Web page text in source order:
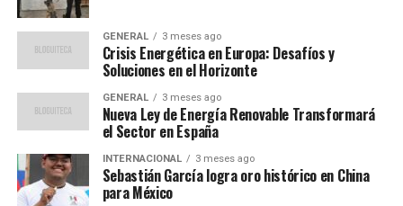
Implicaciones financieras
Conforme a lo resuelto en la sesión del miércoles, la
sanción de 410,471 pesos impuesta a Esquivel fue
revocada, aunque se confirmó otra sanción menor de
aproximadamente 12,000 pesos. Por su parte, a
Figueroa se le quitó una sanción de 226 pesos, pero se
confirmaron otras por un total de 2,262 pesos.
GENERAL 3 meses ago
Crisis Energética en Europa: Desafíos y
Soluciones en el Horizonte
GENERAL 3 meses ago
Nueva Ley de Energía Renovable Transformará
el Sector en España
INTERNACIONAL 3 meses ago
Sebastián García logra oro histórico en China
para México